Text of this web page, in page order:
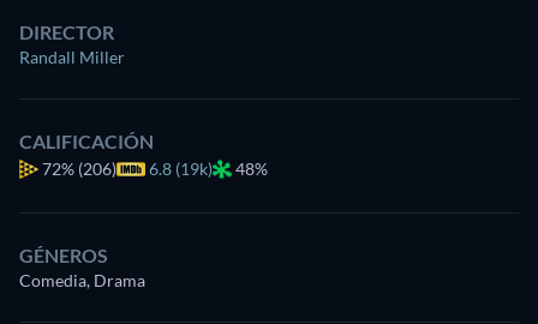
DIRECTOR
Randall Miller
CALIFICACIÓN
72% (206) 6.8 (19k) 48%
GÉNEROS
Comedia, Drama